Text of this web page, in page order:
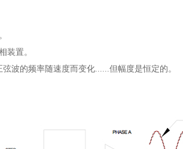
装置。
波的频率随速度而变化......但幅度是恒定的。